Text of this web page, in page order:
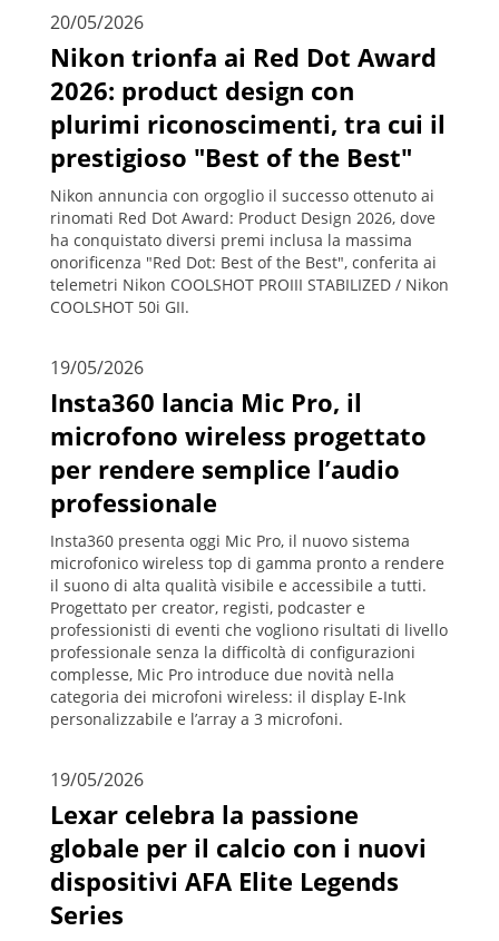
20/05/2026
Nikon trionfa ai Red Dot Award
2026: product design con
plurimi riconoscimenti, tra cui il
prestigioso "Best of the Best"
Nikon annuncia con orgoglio il successo ottenuto ai
rinomati Red Dot Award: Product Design 2026, dove
ha conquistato diversi premi inclusa la massima
onorificenza "Red Dot: Best of the Best", conferita ai
telemetri Nikon COOLSHOT PROIII STABILIZED / Nikon
COOLSHOT 50i GII.
19/05/2026
Insta360 lancia Mic Pro, il
microfono wireless progettato
per rendere semplice l’audio
professionale
Insta360 presenta oggi Mic Pro, il nuovo sistema
microfonico wireless top di gamma pronto a rendere
il suono di alta qualità visibile e accessibile a tutti.
Progettato per creator, registi, podcaster e
professionisti di eventi che vogliono risultati di livello
professionale senza la difficoltà di configurazioni
complesse, Mic Pro introduce due novità nella
categoria dei microfoni wireless: il display E-Ink
personalizzabile e l’array a 3 microfoni.
19/05/2026
Lexar celebra la passione
globale per il calcio con i nuovi
dispositivi AFA Elite Legends
Series